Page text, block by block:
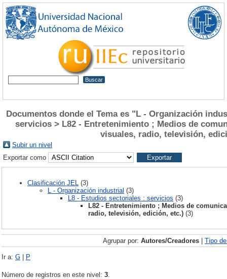
Documentos donde el Tema es "L - Organización
servicios > L82 - Entretenimiento ; Medios de
visuales, radio, televisión,
Subir un nivel
Exportar como
Clasificación JEL
(3)
L - Organización industrial (3)
L8 - Estudios sectoriales : servicios (3)
L82 - Entretenimiento ; Medios de
radio, televisión, edición, etc.) (3)
Agrupar por: Autores/Creadores | Tipo
Ir a: G | P
Número de registros en este nivel: 3